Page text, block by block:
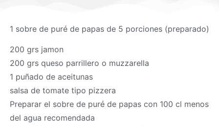
1 sobre de puré de papas de 5 porciones (preparado)
200 grs jamon
200 grs queso parrillero o muzzarella
1 puñado de aceitunas
salsa de tomate tipo pizzera
Preparar el sobre de puré de papas con 100 cl menos
del agua recomendada